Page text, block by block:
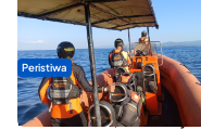
Peristiwa
Dua Longboat Bertabrakan di
Perairan Taliabu, Satu Nelayan